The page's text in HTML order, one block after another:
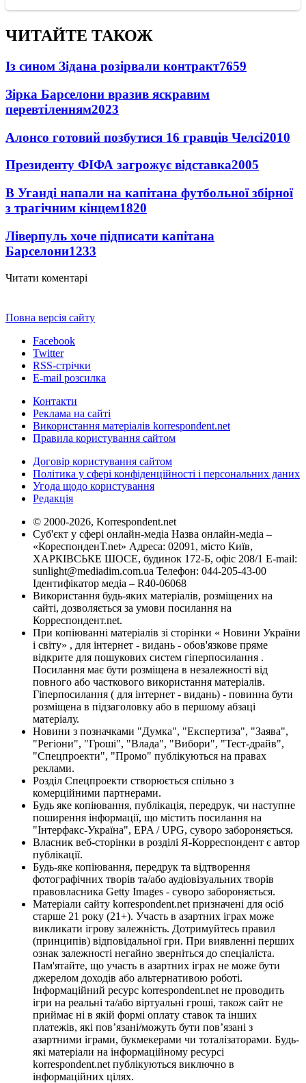
ЧИТАЙТЕ ТАКОЖ
Із сином Зідана розірвали контракт7659
Зірка Барселони вразив яскравим
перевтіленням2023
Алонсо готовий позбутися 16 гравців Челсі2010
Президенту ФІФА загрожує відставка2005
В Уганді напали на капітана футбольної збірної
з трагічним кінцем1820
Ліверпуль хоче підписати капітана
Барселони1233
Читати коментарі
Повна версія сайту
Facebook
Twitter
RSS-стрічки
E-mail розсилка
Контакти
Реклама на сайті
Використання матеріалів korrespondent.net
Правила користування сайтом
Договір користування сайтом
Політика у сфері конфіденційності і персональних даних
Угода щодо користування
Редакція
© 2000-2026, Korrespondent.net
Суб'єкт у сфері онлайн-медіа Назва онлайн-медіа –
«КореспонденТ.net» Адреса: 02091, місто Київ,
ХАРКІВСЬКЕ ШОСЕ, будинок 172-Б, офіс 208/1 E-mail:
sunlight@mediadim.com.ua Телефон: 044-205-43-00
Ідентифікатор медіа – R40-06068
Використання будь-яких матеріалів, розміщених на
сайті, дозволяється за умови посилання на
Корреспондент.net.
При копіюванні матеріалів зі сторінки « Новини України
і світу» , для інтернет - видань - обов'язкове пряме
відкрите для пошукових систем гіперпосилання .
Посилання має бути розміщена в незалежності від
повного або часткового використання матеріалів.
Гіперпосилання ( для інтернет - видань) - повинна бути
розміщена в підзаголовку або в першому абзаці
матеріалу.
Новини з позначками "Думка", "Експертиза", "Заява",
"Регіони", "Гроші", "Влада", "Вибори", "Тест-драйв",
"Спецпроекти", "Промо" публікуються на правах
реклами.
Розділ Спецпроекти створюється спільно з
комерційними партнерами.
Будь яке копіювання, публікація, передрук, чи наступне
поширення інформації, що містить посилання на
"Інтерфакс-Україна", EPA / UPG, суворо забороняється.
Власник веб-сторінки в розділі Я-Корреспондент є автор
публікації.
Будь-яке копіювання, передрук та відтворення
фотографічних творів та/або аудіовізуальних творів
правовласника Getty Images - суворо забороняється.
Матеріали сайту korrespondent.net призначені для осіб
старше 21 року (21+). Участь в азартних іграх може
викликати ігрову залежність. Дотримуйтесь правил
(принципів) відповідальної гри. При виявленні перших
ознак залежності негайно зверніться до спеціаліста.
Пам'ятайте, що участь в азартних іграх не може бути
джерелом доходів або альтернативою роботі.
Інформаційний ресурс korrespondent.net не проводить
ігри на реальні та/або віртуальні гроші, також сайт не
приймає ні в якій формі оплату ставок та інших
платежів, які пов’язані/можуть бути пов’язані з
азартними іграми, букмекерами чи тоталізаторами. Будь-
які матеріали на інформаційному ресурсі
korrespondent.net публікуються виключно в
інформаційних цілях.